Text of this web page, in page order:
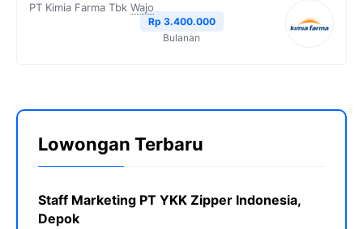
PT Kimia Farma Tbk Wajo
Rp 3.400.000
Bulanan
Lowongan Terbaru
Staff Marketing PT YKK Zipper Indonesia,
Depok